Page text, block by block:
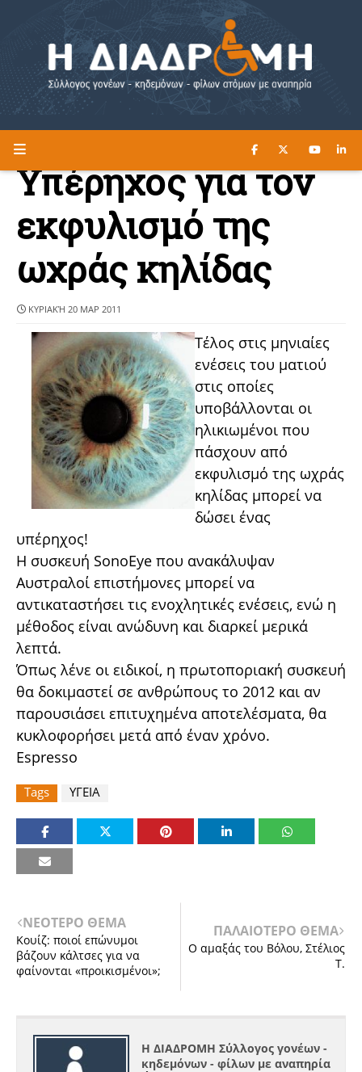
Η ΔΙΑΔΡΟΜΗ ΔΙΑΒΑΣΤΕ ΕΔΩ ►
Υπέρηχος για τον
εκφυλισμό της
ωχράς κηλίδας
ΚΥΡΙΑΚΉ 20 ΜΑΡ 2011
Τέλος στις μηνιαίες
ενέσεις του ματιού
στις οποίες
υποβάλλονται οι
ηλικιωμένοι που
πάσχουν από
εκφυλισμό της ωχράς
κηλίδας μπορεί να
δώσει ένας
υπέρηχος!
Η συσκευή SonoEye που ανακάλυψαν
Αυστραλοί επιστήμονες μπορεί να
αντικαταστήσει τις ενοχλητικές ενέσεις, ενώ η
μέθοδος είναι ανώδυνη και διαρκεί μερικά
λεπτά.
Όπως λένε οι ειδικοί, η πρωτοποριακή συσκευή
θα δοκιμαστεί σε ανθρώπους το 2012 και αν
παρουσιάσει επιτυχημένα αποτελέσματα, θα
κυκλοφορήσει μετά από έναν χρόνο.
Espresso
Tags ΥΓΕΙΑ
ΝΕΟΤΕΡΟ ΘΕΜΑ
Κουίζ: ποιοί επώνυμοι
βάζουν κάλτσες για να
φαίνονται «προικισμένοι»;
ΠΑΛΑΙΟΤΕΡΟ ΘΕΜΑ
Ο αμαξάς του Βόλου, Στέλιος
Τ.
Η ΔΙΑΔΡΟΜΗ Σύλλογος γονέων -
κηδεμόνων - φίλων με αναπηρία